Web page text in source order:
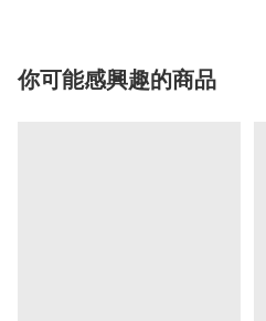
你可能感興趣的商品